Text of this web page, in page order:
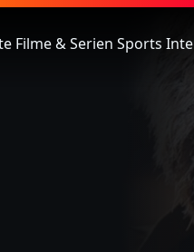
Filme & Serien Sports
Einklangs